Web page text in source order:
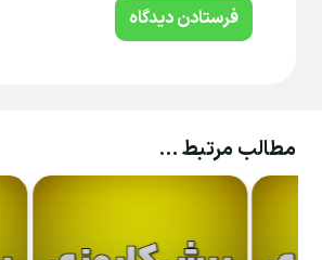
فرستادن دیدگاه
مطالب مرتبط …